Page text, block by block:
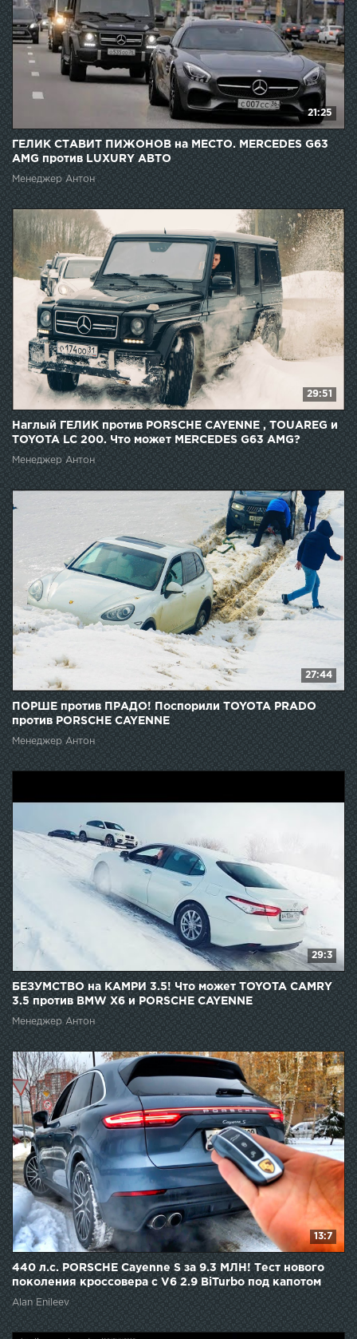
21:25
ГЕЛИК СТАВИТ ПИЖОНОВ на МЕСТО. MERCEDES G63
AMG против LUXURY АВТО
Менеджер Антон
29:51
Наглый ГЕЛИК против PORSCHE CAYENNE , TOUAREG и
TOYOTA LC 200. Что может MERCEDES G63 AMG?
Менеджер Антон
27:44
ПОРШЕ против ПРАДО! Поспорили TOYOTA PRADO
против PORSCHE CAYENNE
Менеджер Антон
29:3
БЕЗУМСТВО на КАМРИ 3.5! Что может TOYOTA CAMRY
3.5 против BMW X6 и PORSCHE CAYENNE
Менеджер Антон
13:7
440 л.с. PORSCHE Cayenne S за 9.3 МЛН! Тест нового
поколения кроссовера с V6 2.9 BiTurbo под капотом
Alan Enileev